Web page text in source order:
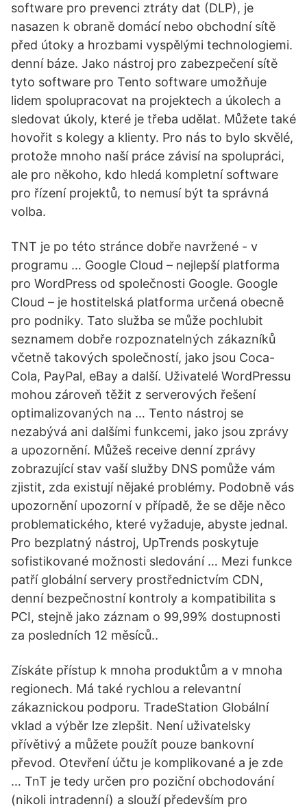
software pro prevenci ztráty dat (DLP), je
nasazen k obraně domácí nebo obchodní sítě
před útoky a hrozbami vyspělými technologiemi.
denní báze. Jako nástroj pro zabezpečení sítě
tyto software pro Tento software umožňuje
lidem spolupracovat na projektech a úkolech a
sledovat úkoly, které je třeba udělat. Můžete také
hovořit s kolegy a klienty. Pro nás to bylo skvělé,
protože mnoho naší práce závisí na spolupráci,
ale pro někoho, kdo hledá kompletní software
pro řízení projektů, to nemusí být ta správná
volba.
TNT je po této stránce dobře navržené - v
programu … Google Cloud – nejlepší platforma
pro WordPress od společnosti Google. Google
Cloud – je hostitelská platforma určená obecně
pro podniky. Tato služba se může pochlubit
seznamem dobře rozpoznatelných zákazníků
včetně takových společností, jako jsou Coca-
Cola, PayPal, eBay a další. Uživatelé WordPressu
mohou zároveň těžit z serverových řešení
optimalizovaných na … Tento nástroj se
nezabývá ani dalšími funkcemi, jako jsou zprávy
a upozornění. Můžeš receive denní zprávy
zobrazující stav vaší služby DNS pomůže vám
zjistit, zda existují nějaké problémy. Podobně vás
upozornění upozorní v případě, že se děje něco
problematického, které vyžaduje, abyste jednal.
Pro bezplatný nástroj, UpTrends poskytuje
sofistikované možnosti sledování … Mezi funkce
patří globální servery prostřednictvím CDN,
denní bezpečnostní kontroly a kompatibilita s
PCI, stejně jako záznam o 99,99% dostupnosti
za posledních 12 měsíců..
Získáte přístup k mnoha produktům a v mnoha
regionech. Má také rychlou a relevantní
zákaznickou podporu. TradeStation Globální
vklad a výběr lze zlepšit. Není uživatelsky
přívětivý a můžete použít pouze bankovní
převod. Otevření účtu je komplikované a je zde
… TnT je tedy určen pro poziční obchodování
(nikoli intradenní) a slouží především pro